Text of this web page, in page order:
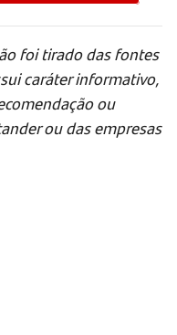
foi tirado das fontes
caráter informativo,
ou
ou das empresas